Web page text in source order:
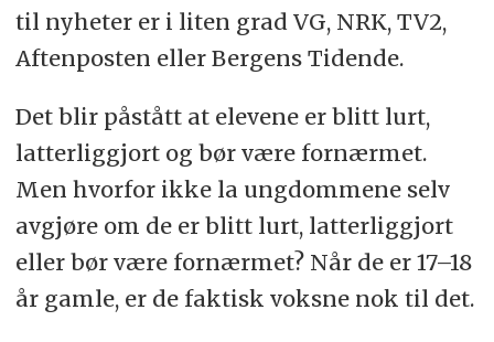
til nyheter er i liten grad VG, NRK, TV2,
Aftenposten eller Bergens Tidende.
Det blir påstått at elevene er blitt lurt,
latterliggjort og bør være fornærmet.
Men hvorfor ikke la ungdommene selv
avgjøre om de er blitt lurt, latterliggjort
eller bør være fornærmet? Når de er 17–18
år gamle, er de faktisk voksne nok til det.